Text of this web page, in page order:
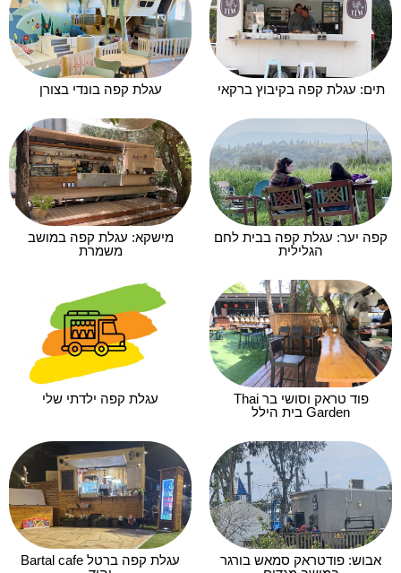
תים: עגלת קפה בקיבוץ ברקאי עגלת קפה בונדי בצורן
קפה יער: עגלת קפה בבית לחם
הגלילית
מישקא: עגלת קפה במושב
משמרת
פוד טראק וסושי בר Thai
Garden בית הילל
עגלת קפה ילדתי שלי
אבוש: פודטראק סמאש בורגר
עגלת קפה ברטל Bartal cafe